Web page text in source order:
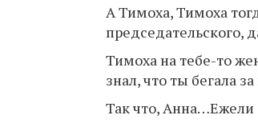
А Тимоха, Тимоха
председательского,
Тимоха на тебе-то
знал, что ты бегала
Так что,